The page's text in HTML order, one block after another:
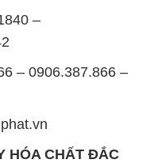
–
– 0906.387.866 –
HÓA CHẤT ĐẮC